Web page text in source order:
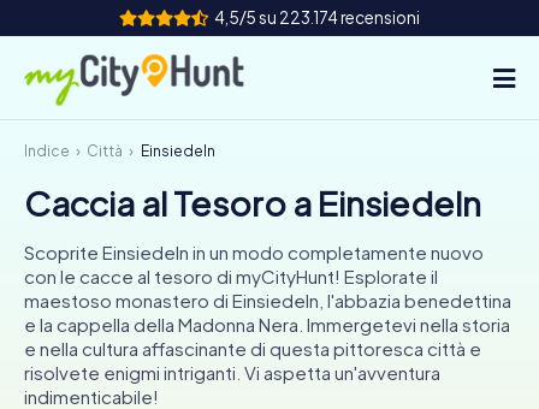
4,5/5 su 223.174 recensioni
Come funziona
Città
Tour
Team Building
Biglietti
Indice Città Einsiedeln
Caccia al Tesoro a Einsiedeln
Scoprite Einsiedeln in un modo completamente nuovo
con le cacce al tesoro di myCityHunt! Esplorate il
maestoso monastero di Einsiedeln, l'abbazia benedettina
e la cappella della Madonna Nera. Immergetevi nella storia
e nella cultura affascinante di questa pittoresca città e
risolvete enigmi intriganti. Vi aspetta un'avventura
indimenticabile!